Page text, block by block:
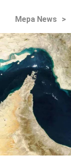
Mepa News >